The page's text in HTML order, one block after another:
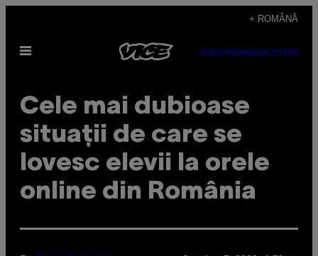
content
+ ROMÂNĂ
Open
SUBSCRIBENEWSLETTER
Cele mai dubioase
situații de care se
lovesc elevii la orele
online din România